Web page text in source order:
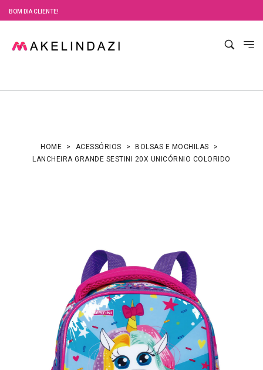
BOM DIA CLIENTE!
HOME ACESSÓRIOS
BOLSAS E MOCHILAS
LANCHEIRA GRANDE SESTINI 20X UNICÓRNIO COLORIDO